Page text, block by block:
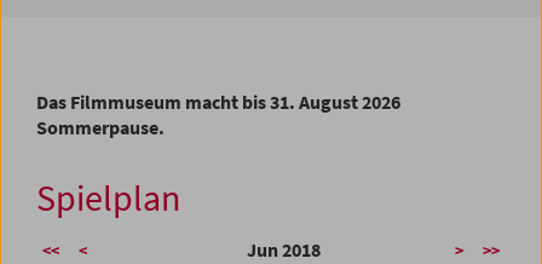
Das Filmmuseum macht bis 31. August 2026
Sommerpause.
Spielplan
<< < Jun 2018 > >>